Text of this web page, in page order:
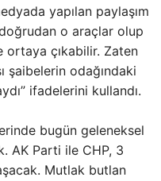
yapılan paylaşım
o araçlar olup
ortaya çıkabilir. Zaten
şaibelerin odağındaki
ifadelerini kullandı.
bugün geleneksel
AK Parti ile CHP, 3
Mutlak butlan